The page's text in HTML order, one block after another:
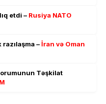
etdi – Rusiya NATO
–İran və Oman
Təşkilat